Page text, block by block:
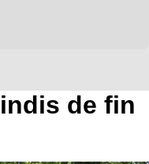
de fin